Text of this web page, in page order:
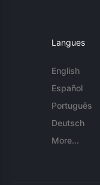
Langues
English
Español
Português
Deutsch
More...